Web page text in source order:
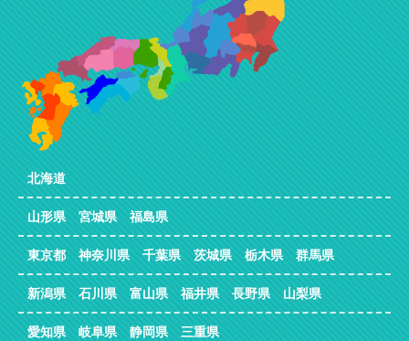
北海道
山形県 宮城県 福島県
東京都 神奈川県 千葉県 茨城県 栃木県 群馬県
新潟県 石川県 富山県 福井県 長野県 山梨県
愛知県 岐阜県 静岡県 三重県